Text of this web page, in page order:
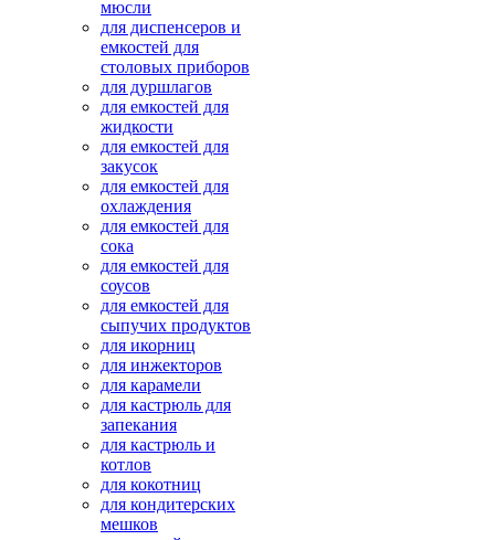
мюсли
для диспенсеров и
емкостей для
столовых приборов
для дуршлагов
для емкостей для
жидкости
для емкостей для
закусок
для емкостей для
охлаждения
для емкостей для
сока
для емкостей для
соусов
для емкостей для
сыпучих продуктов
для икорниц
для инжекторов
для карамели
для кастрюль для
запекания
для кастрюль и
котлов
для кокотниц
для кондитерских
мешков